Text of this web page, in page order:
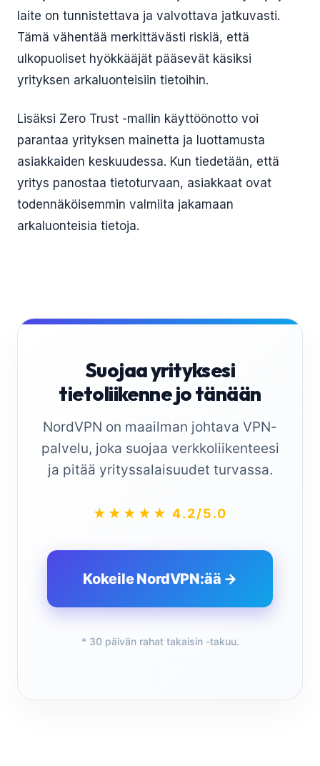
laite on tunnistettava ja valvottava jatkuvasti.
Tämä vähentää merkittävästi riskiä, että
ulkopuoliset hyökkääjät pääsevät käsiksi
yrityksen arkaluonteisiin tietoihin.
Lisäksi Zero Trust -mallin käyttöönotto voi
parantaa yrityksen mainetta ja luottamusta
asiakkaiden keskuudessa. Kun tiedetään, että
yritys panostaa tietoturvaan, asiakkaat ovat
todennäköisemmin valmiita jakamaan
arkaluonteisia tietoja.
Suojaa yrityksesi
tietoliikenne jo tänään
NordVPN on maailman johtava VPN-
palvelu, joka suojaa verkkoliikenteesi
ja pitää yrityssalaisuudet turvassa.
★★★★★ 4.2/5.0
Kokeile NordVPN:ää →
* 30 päivän rahat takaisin -takuu.